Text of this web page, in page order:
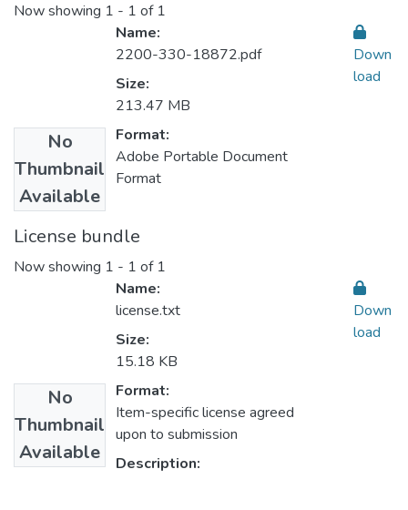
Now showing 1 - 1 of 1
No
Thumbnail
Available
Name:
2200-330-18872.pdf
Size:
213.47 MB
Format:
Adobe Portable Document
Format
Down
load
License bundle
Now showing 1 - 1 of 1
No
Thumbnail
Available
Name:
license.txt
Size:
15.18 KB
Format:
Item-specific license agreed
upon to submission
Description:
Down
load